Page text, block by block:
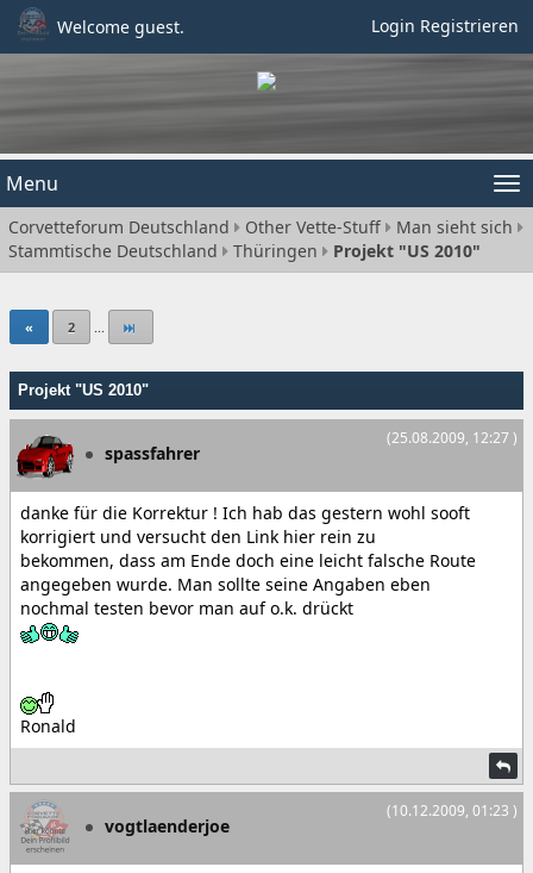
Welcome guest. Login Registrieren
Menu
Corvetteforum Deutschland Other Vette-Stuff
Man sieht sich
Stammtische Deutschland
Thüringen Projekt "US 2010"
« 2 ...
Projekt "US 2010"
(25.08.2009, 12:27 )
spassfahrer
danke für die Korrektur ! Ich hab das gestern wohl sooft
korrigiert und versucht den Link hier rein zu
bekommen, dass am Ende doch eine leicht falsche Route
angegeben wurde. Man sollte seine Angaben eben
nochmal testen bevor man auf o.k. drückt
Ronald
(10.12.2009, 01:23 )
vogtlaenderjoe